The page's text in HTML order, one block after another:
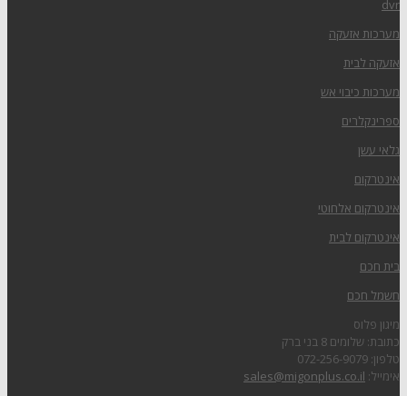
dvr
מערכות אזעקה
אזעקה לבית
מערכות כיבוי אש
ספרינקלרים
גלאי עשן
אינטרקום
אינטרקום אלחוטי
אינטרקום לבית
בית חכם
חשמל חכם
מיגון פלוס
כתובת: שלומים 8 בני ברק
טלפון: 072-256-9079
אימייל: sales@migonplus.co.il